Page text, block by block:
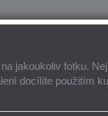
jakoukoliv fotku.
docílíte použitím